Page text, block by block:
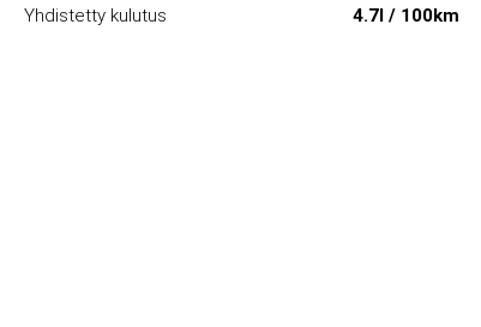
Yhdistetty kulutus
4.7l / 100km